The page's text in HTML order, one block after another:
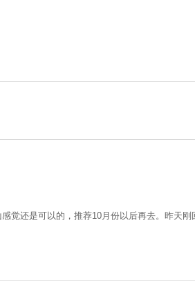
觉还是可以的，推荐10月份以后再去。昨天